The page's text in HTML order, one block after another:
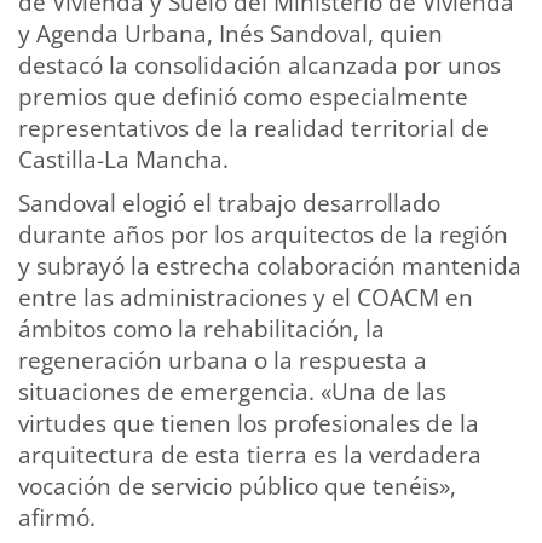
y Agenda Urbana, Inés Sandoval, quien
destacó la consolidación alcanzada por unos
premios que definió como especialmente
representativos de la realidad territorial de
Castilla-La Mancha.
Sandoval elogió el trabajo desarrollado
durante años por los arquitectos de la región
y subrayó la estrecha colaboración mantenida
entre las administraciones y el COACM en
ámbitos como la rehabilitación, la
regeneración urbana o la respuesta a
situaciones de emergencia. «Una de las
virtudes que tienen los profesionales de la
arquitectura de esta tierra es la verdadera
vocación de servicio público que tenéis»,
afirmó.